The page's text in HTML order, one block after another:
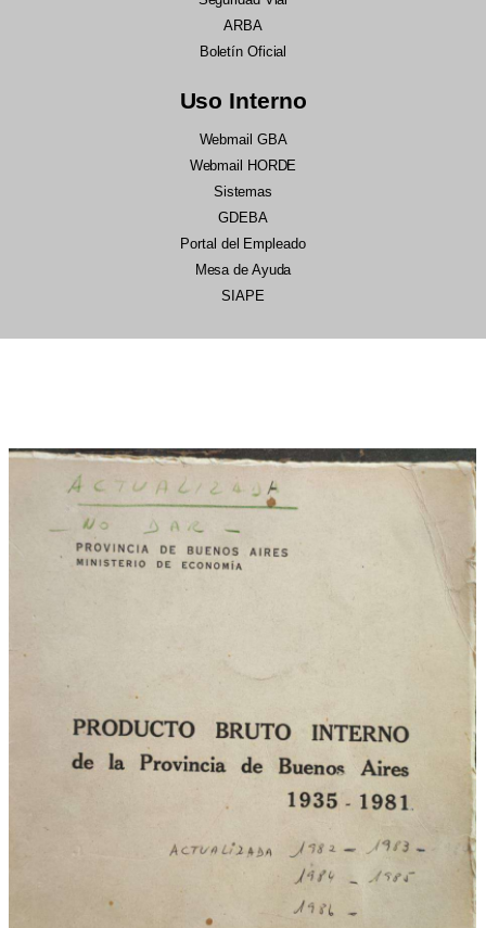
ARBA
Boletín Oficial
Uso Interno
Webmail GBA
Webmail HORDE
Sistemas
GDEBA
Portal del Empleado
Mesa de Ayuda
SIAPE